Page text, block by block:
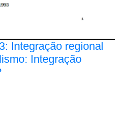
Integração regional
Integração